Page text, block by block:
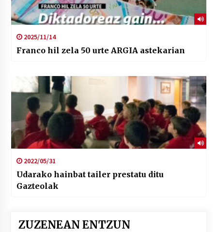
2025/11/14
Franco hil zela 50 urte ARGIA astekarian
2022/05/31
Udarako hainbat tailer prestatu ditu
Gazteolak
ZUZENEAN ENTZUN